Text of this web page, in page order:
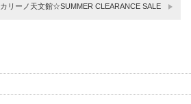
カリーノ天文館☆SUMMER CLEARANCE SALE